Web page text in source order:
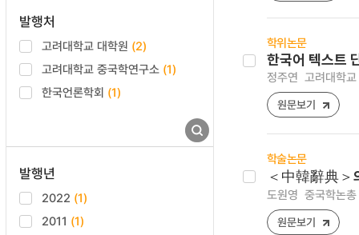
발행처
고려대학교 대학원 (2)
고려대학교 중국학연구소 (1)
한국언론학회 (1)
발행년
2022 (1)
2011 (1)
학위논문
한국어 텍스트
정주연 고려대학
원문보기
학술논문
＜中韓辭典＞
도원영 중국학논
원문보기